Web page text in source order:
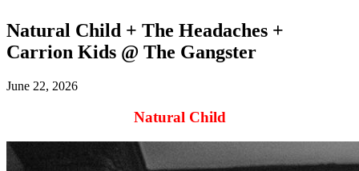
Natural Child + The Headaches +
Carrion Kids @ The Gangster
June 22, 2026
Natural Child